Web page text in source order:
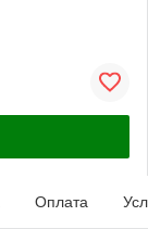
Оплата